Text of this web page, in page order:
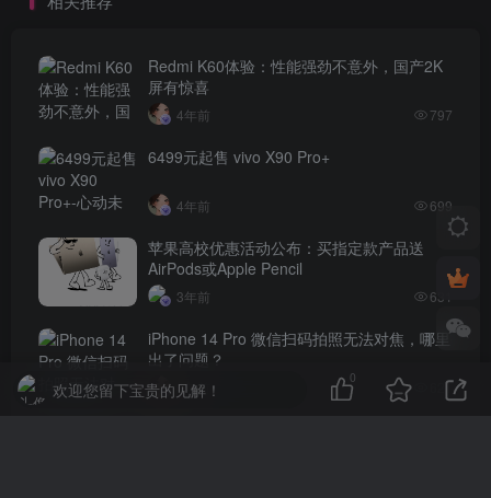
Redmi K60体验：性能强劲不意外，国产2K
屏有惊喜
4年前 797
6499元起售 vivo X90 Pro+
4年前 699
苹果高校优惠活动公布：买指定款产品送
AirPods或Apple Pencil
3年前 631
iPhone 14 Pro 微信扫码拍照无法对焦，哪里
出了问题？
4年前 621
欢迎您留下宝贵的见解！
0